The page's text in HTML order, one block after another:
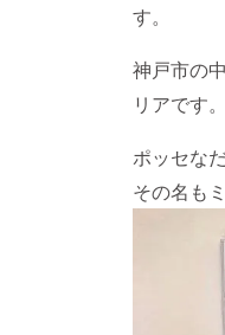
す。
神戸市の
リアです。
ポッセな
その名も